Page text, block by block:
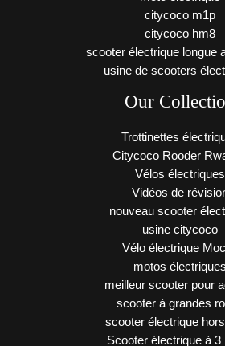
citycoco m1p
citycoco hm8
scooter électrique longue
usine de scooters
Our
Trottinettes
Citycoco Rooder
Vélos électriques
Vidéos de
nouveau scooter
usine citycoco
Vélo électrique
motos électriques
meilleur scooter pour
scooter à grandes
scooter électrique
Scooter électrique à 3